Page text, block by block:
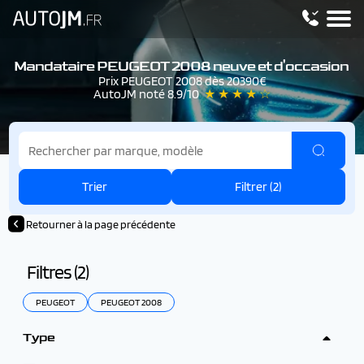
Mandataire PEUGEOT 2008 neuve et d'occasion
Prix PEUGEOT 2008 dès 20390€
AutoJM noté 8.9/10★ ★ ★ ★ ☆
Trier Filtrer (2)
Retourner à la page précédente
Filtres (2)
PEUGEOT PEUGEOT 2008
Type